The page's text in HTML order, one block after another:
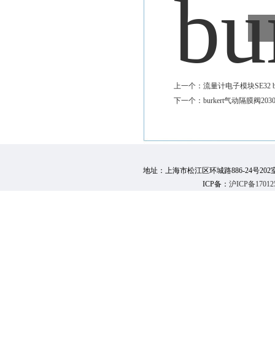
上一个： 流量计电子模块SE32
下一个： burkert气动隔膜阀
地址：上海市松江区环城路886-24号202
ICP备： 沪ICP备